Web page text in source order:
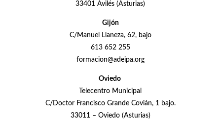
33401 Avilés (Asturias)
Gijón
C/Manuel Llaneza, 62, bajo
613 652 255
formacion@adeipa.org
Oviedo
Telecentro Municipal
C/Doctor Francisco Grande Covián, 1 bajo.
33011 – Oviedo (Asturias)